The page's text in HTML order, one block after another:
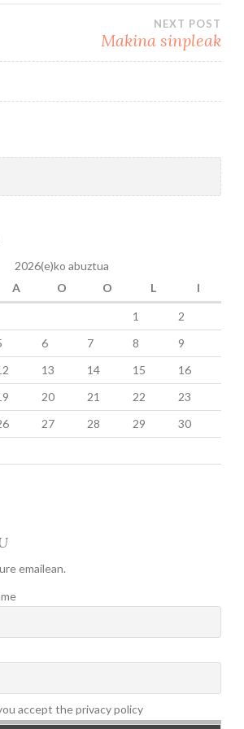
NEXT POST
Makina sinpleak
2026(e)ko abuztua
A O O L I
1
2
6 7 8
9
13 14 15
16
20 21 22
23
27 28 29
30
emailean.
accept the privacy policy